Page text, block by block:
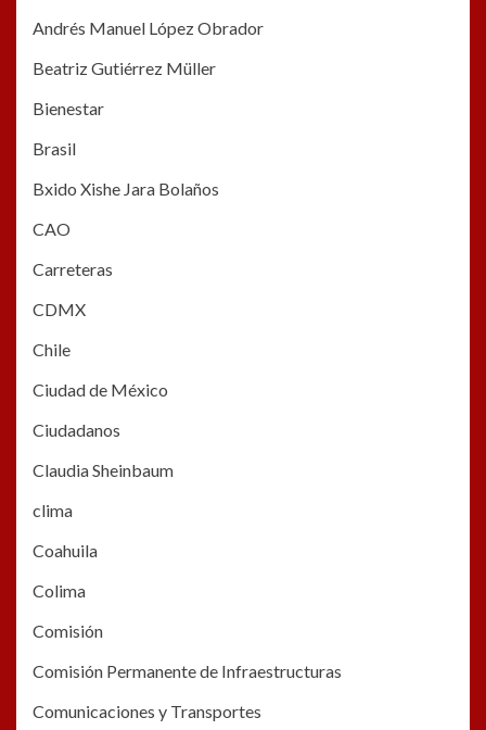
Andrés Manuel López Obrador
Beatriz Gutiérrez Müller
Bienestar
Brasil
Bxido Xishe Jara Bolaños
CAO
Carreteras
CDMX
Chile
Ciudad de México
Ciudadanos
Claudia Sheinbaum
clima
Coahuila
Colima
Comisión
Comisión Permanente de Infraestructuras
Comunicaciones y Transportes